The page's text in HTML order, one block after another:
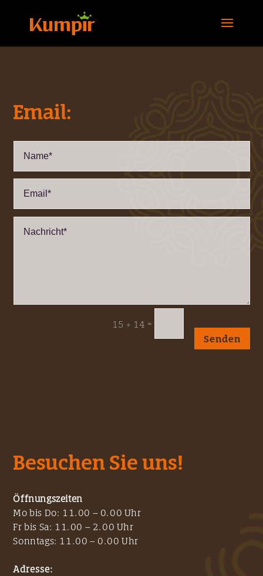
Email:
15 + 14 =
Senden
Besuchen Sie uns!
Öffnungszeiten
Mo bis Do: 11.00 – 0.00 Uhr
Fr bis Sa: 11.00 – 2.00 Uhr
Sonntags: 11.00 – 0.00 Uhr
Adresse: